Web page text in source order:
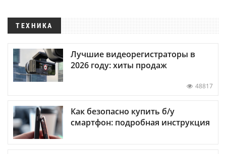
ТЕХНИКА
Лучшие видеорегистраторы в
2026 году: хиты продаж
48817
Как безопасно купить б/у
смартфон: подробная инструкция